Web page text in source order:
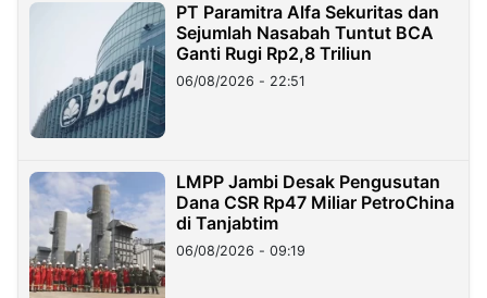
PT Paramitra Alfa Sekuritas dan
Sejumlah Nasabah Tuntut BCA
Ganti Rugi Rp2,8 Triliun
06/08/2026 - 22:51
LMPP Jambi Desak Pengusutan
Dana CSR Rp47 Miliar PetroChina
di Tanjabtim
06/08/2026 - 09:19